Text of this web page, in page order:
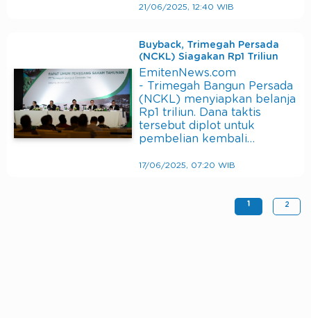
21/06/2025, 12:40 WIB
Buyback, Trimegah Persada
(NCKL) Siagakan Rp1 Triliun
EmitenNews.com
- Trimegah Bangun Persada
(NCKL) menyiapkan belanja
Rp1 triliun. Dana taktis
tersebut diplot untuk
pembelian kembali…
17/06/2025, 07:20 WIB
1 2